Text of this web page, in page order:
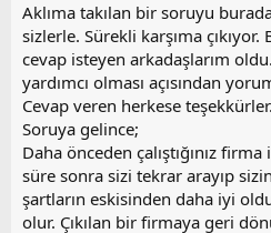
l
a
t
a
n
t
a
r
i
h
i
Aklıma takılan bir soruyu
sizlerle. Sürekli karşıma
cevap isteyen arkadaşlarım
yardımcı olması açısından
Cevap veren herkese teşekkürler.
Soruya gelince;
Daha önceden çalıştığınız
süre sonra sizi tekrar arayıp
şartların eskisinden daha iyi
olur. Çıkılan bir firmaya geri